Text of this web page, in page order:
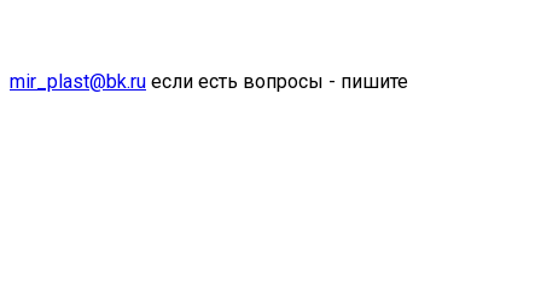
mir_plast@bk.ru если есть вопросы - пишите